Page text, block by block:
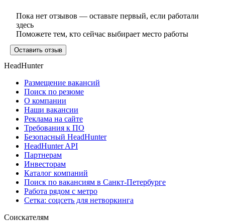
Пока нет отзывов — оставьте первый, если работали
здесь
Поможете тем, кто сейчас выбирает место работы
Оставить отзыв
HeadHunter
Размещение вакансий
Поиск по резюме
О компании
Наши вакансии
Реклама на сайте
Требования к ПО
Безопасный HeadHunter
HeadHunter API
Партнерам
Инвесторам
Каталог компаний
Поиск по вакансиям в Санкт-Петербурге
Работа рядом с метро
Сетка: соцсеть для нетворкинга
Соискателям